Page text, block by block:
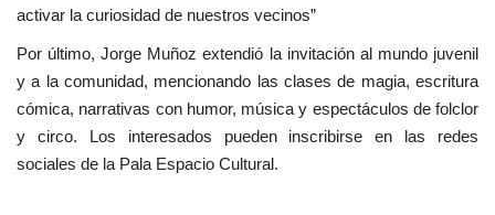
activar la curiosidad de nuestros vecinos”
Por último, Jorge Muñoz extendió la invitación al mundo juvenil
y a la comunidad, mencionando las clases de magia, escritura
cómica, narrativas con humor, música y espectáculos de folclor
y circo. Los interesados pueden inscribirse en las redes
sociales de la Pala Espacio Cultural.